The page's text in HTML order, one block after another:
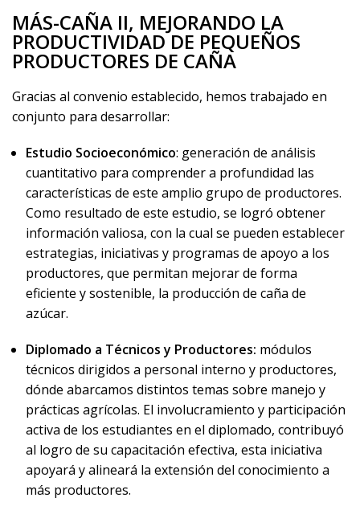
MÁS-CAÑA II, MEJORANDO LA
PRODUCTIVIDAD DE PEQUEÑOS
PRODUCTORES DE CAÑA
Gracias al convenio establecido, hemos trabajado en
conjunto para desarrollar:
Estudio Socioeconómico: generación de análisis
cuantitativo para comprender a profundidad las
características de este amplio grupo de productores.
Como resultado de este estudio, se logró obtener
información valiosa, con la cual se pueden establecer
estrategias, iniciativas y programas de apoyo a los
productores, que permitan mejorar de forma
eficiente y sostenible, la producción de caña de
azúcar.
Diplomado a Técnicos y Productores: módulos
técnicos dirigidos a personal interno y productores,
dónde abarcamos distintos temas sobre manejo y
prácticas agrícolas. El involucramiento y participación
activa de los estudiantes en el diplomado, contribuyó
al logro de su capacitación efectiva, esta iniciativa
apoyará y alineará la extensión del conocimiento a
más productores.